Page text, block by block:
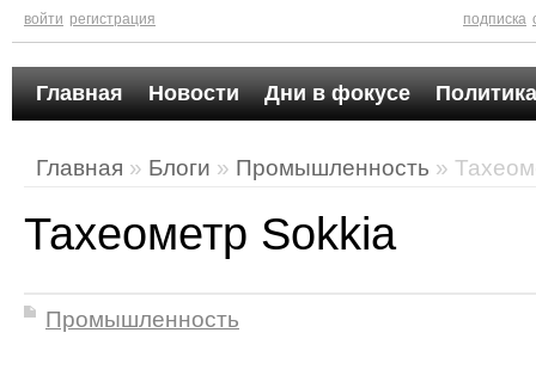
войти регистрация подписка
Главная Новости Дни в фокусе
Главная » Блоги » Промышленность »
Тахеометр Sokkia
Промышленность